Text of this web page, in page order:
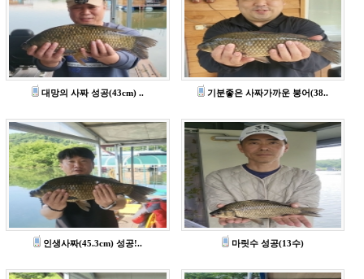
대망의 사짜 성공(43cm) .. 기분좋은 사짜가까운 붕어(38..
인생사짜(45.3cm) 성공!.. 마릿수 성공(13수)